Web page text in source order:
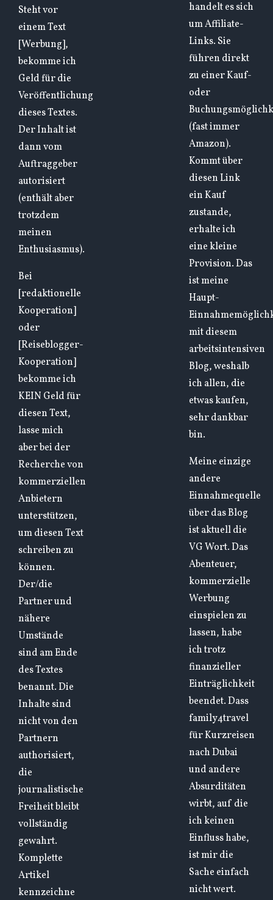
Steht vor
einem Text
[Werbung],
bekomme ich
Geld für die
Veröffentlichung
dieses Textes.
Der Inhalt ist
dann vom
Auftraggeber
autorisiert
(enthält aber
trotzdem
meinen
Enthusiasmus).
Bei
[redaktionelle
Kooperation]
oder
[Reiseblogger-
Kooperation]
bekomme ich
KEIN Geld für
diesen Text,
lasse mich
aber bei der
Recherche von
kommerziellen
Anbietern
unterstützen,
um diesen Text
schreiben zu
können.
Der/die
Partner und
nähere
Umstände
sind am Ende
des Textes
benannt. Die
Inhalte sind
nicht von den
Partnern
authorisiert,
die
journalistische
Freiheit bleibt
vollständig
gewahrt.
Komplette
Artikel
kennzeichne
handelt es sich
um Affiliate-
Links. Sie
führen direkt
zu einer Kauf-
oder
(fast immer
Amazon).
Kommt über
diesen Link
ein Kauf
zustande,
erhalte ich
eine kleine
Provision. Das
ist meine
Haupt-
mit diesem
arbeitsintensiven
Blog, weshalb
ich allen, die
etwas kaufen,
sehr dankbar
bin.
Meine einzige
andere
Einnahmequelle
über das Blog
ist aktuell die
VG Wort. Das
Abenteuer,
kommerzielle
Werbung
einspielen zu
lassen, habe
ich trotz
finanzieller
Einträglichkeit
beendet. Dass
family4travel
für Kurzreisen
nach Dubai
und andere
Absurditäten
wirbt, auf die
ich keinen
Einfluss habe,
ist mir die
Sache einfach
nicht wert.